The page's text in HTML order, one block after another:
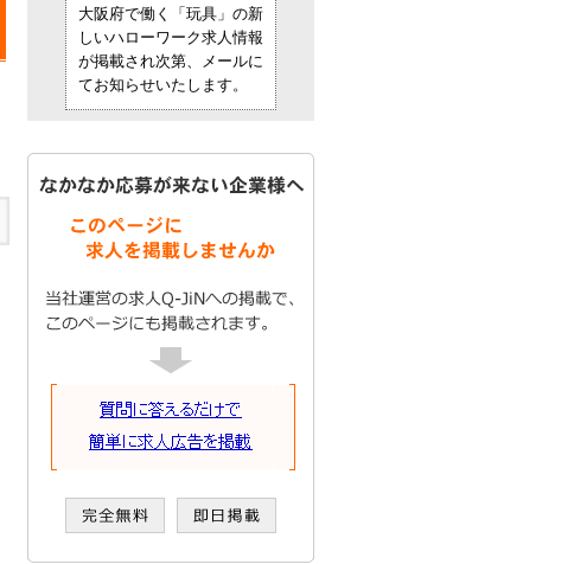
大阪府で働く「玩具」の新
しいハローワーク求人情報
が掲載され次第、メールに
てお知らせいたします。